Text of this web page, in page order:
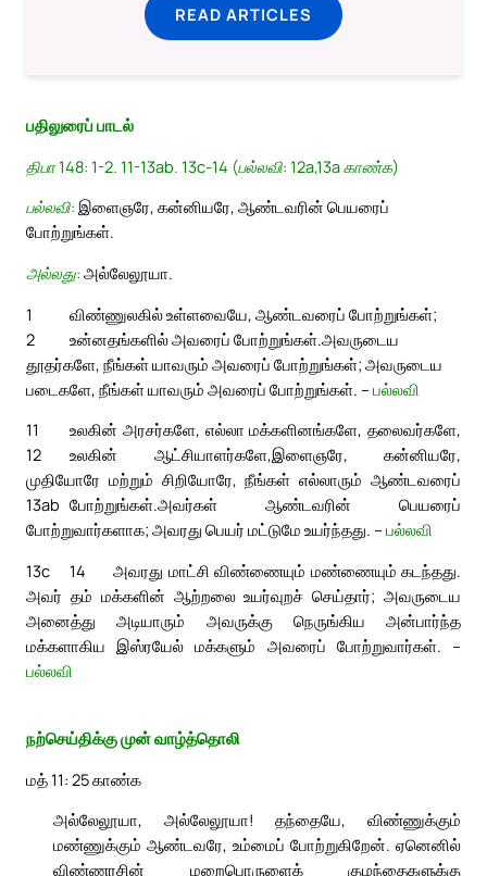
READ ARTICLES
பதிலுரைப் பாடல்
திபா 148: 1-2. 11-13ab. 13c-14 (பல்லவி: 12a,13a காண்க)
பல்லவி: இளைஞரே, கன்னியரே, ஆண்டவரின் பெயரைப்
போற்றுங்கள்.
அல்லது: அல்லேலூயா.
1
விண்ணுலகில் உள்ளவையே, ஆண்டவரைப் போற்றுங்கள்;
உன்னதங்களில் அவரைப் போற்றுங்கள்.
2
அவருடைய
தூதர்களே, நீங்கள் யாவரும் அவரைப் போற்றுங்கள்; அவருடைய
படைகளே, நீங்கள் யாவரும் அவரைப் போற்றுங்கள். – பல்லவி
11
உலகின் அரசர்களே, எல்லா மக்களினங்களே, தலைவர்களே,
உலகின் ஆட்சியாளர்களே,
12
இளைஞரே, கன்னியரே,
முதியோரே மற்றும் சிறியோரே, நீங்கள் எல்லாரும் ஆண்டவரைப்
போற்றுங்கள்.
13ab
அவர்கள் ஆண்டவரின் பெயரைப்
போற்றுவார்களாக; அவரது பெயர் மட்டுமே உயர்ந்தது. – பல்லவி
13c
அவரது மாட்சி விண்ணையும் மண்ணையும் கடந்தது.
14
அவர் தம் மக்களின் ஆற்றலை உயர்வுறச் செய்தார்; அவருடைய
அனைத்து அடியாரும் அவருக்கு நெருங்கிய அன்பார்ந்த
மக்களாகிய இஸ்ரயேல் மக்களும் அவரைப் போற்றுவார்கள். –
பல்லவி
நற்செய்திக்கு முன் வாழ்த்தொலி
மத் 11: 25 காண்க
அல்லேலூயா, அல்லேலூயா! தந்தையே, விண்ணுக்கும்
மண்ணுக்கும் ஆண்டவரே, உம்மைப் போற்றுகிறேன். ஏனெனில்
விண்ணரசின் மறைபொருளைக் குழந்தைகளுக்கு